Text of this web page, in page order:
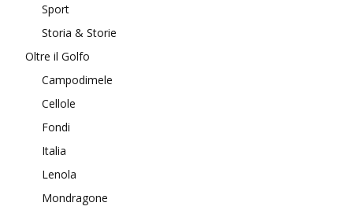
Sport
Storia & Storie
Oltre il Golfo
Campodimele
Cellole
Fondi
Italia
Lenola
Mondragone